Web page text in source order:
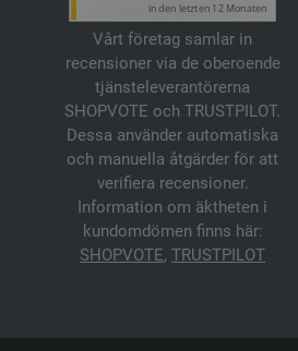
Vårt företag samlar in
recensioner via de oberoende
tjänsteleverantörerna
SHOPVOTE och TRUSTPILOT.
Dessa använder automatiska
och manuella åtgärder för att
verifiera recensioner.
Information om äktheten i
kundomdömen finns här:
SHOPVOTE, TRUSTPILOT